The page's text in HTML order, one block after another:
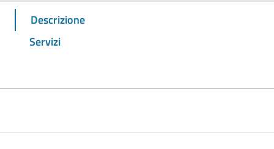
Descrizione
Servizi